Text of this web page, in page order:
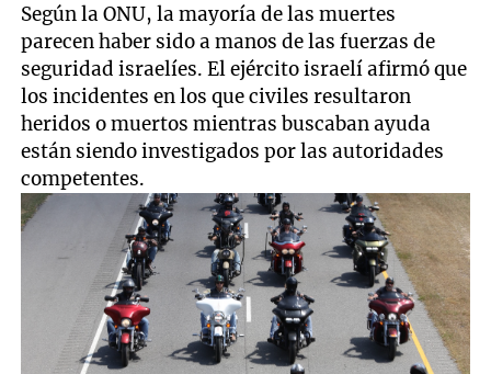
Según la ONU, la mayoría de las muertes
parecen haber sido a manos de las fuerzas de
seguridad israelíes. El ejército israelí afirmó que
los incidentes en los que civiles resultaron
heridos o muertos mientras buscaban ayuda
están siendo investigados por las autoridades
competentes.